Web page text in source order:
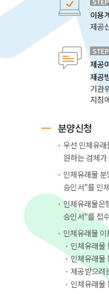
이용
제공
제공
제공
기관
지침
분양신청
우선 인체유
원하는 검체
인체유래물
승인서"를 인
인체유래물은
승인서"를 접
인체유래물
인체유래물
인체유래물
제공받으려
인체유래물